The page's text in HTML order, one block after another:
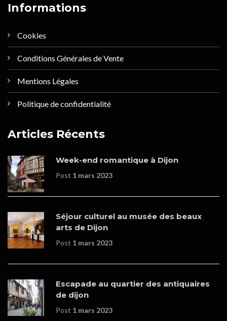
Informations
Cookies
Conditions Générales de Vente
Mentions Légales
Politique de confidentialité
Articles Récents
Week-end romantique à Dijon
Post 1 mars 2023
Séjour culturel au musée des beaux
arts de Dijon
Post 1 mars 2023
Escapade au quartier des antiquaires
de dijon
Post 1 mars 2023